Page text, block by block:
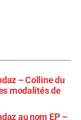
– Colline du
modalités de
au nom EP –